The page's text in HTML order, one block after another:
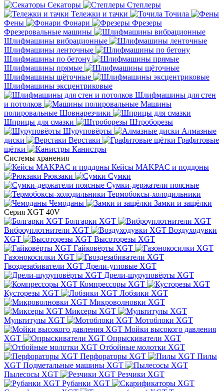
Секаторы
Степлеры
Тележки и тачки
Точила
Фены
Фонари
Фрезеры
Фрезеровальные машины
Шлифмашины вибрационные
Шлифмашины ленточные
Шлифмашины по бетону
Шлифмашины прямые
Шлифмашины щёточные
Шлифмашины эксцентриковые
Шлифмашины для стен
и потолков
Машины
полировальные Шовнарезчики
Шприцы для смазки
Штроборезы
Шуруповёрты
Алмазные
диски
Верстаки
Графитовые
щётки
Канистры
Системы хранения
Кейсы MAKPAC и поддоны
Рюкзаки
Сумки
Сумки-держатели поясные
Термобоксы-холодильники
Чемоданы
Замки и защёлки
Серия XGT 40V
Болгарки XGT
Виброуплотнители XGT
Воздуходувки
XGT
Высоторезы XGT
Гайковёрты XGT
Газонокосилки XGT
Гвоздезабиватели XGT Дрели-угловые XGT
Дрели-шуруповёрты XGT
Компрессоры XGT
Кусторезы XGT
Лобзики XGT
Микроволновки XGT
Миксеры XGT
Мультитулы XGT
Мотоблоки XGT
Мойки высокого давления
XGT
Опрыскиватели XGT
Отбойные молотки XGT
Перфораторы XGT
Пилы
XGT Подметальные машины XGT
Пылесосы XGT
Резчики XGT
Рубанки XGT